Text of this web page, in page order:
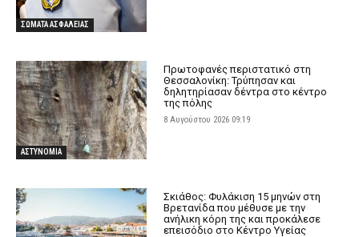
ΣΩΜΑΤΑ ΑΣΦΑΛΕΙΑΣ
ΑΣΤΥΝΟΜΙΑ
Πρωτοφανές περιστατικό στη
Θεσσαλονίκη: Τρύπησαν και
δηλητηρίασαν δέντρα στο κέντρο
της πόλης
8 Αυγούστου 2026 09:19
Σκιάθος: Φυλάκιση 15 μηνών στη
Βρετανίδα που μέθυσε με την
ανήλικη κόρη της και προκάλεσε
επεισόδιο στο Κέντρο Υγείας